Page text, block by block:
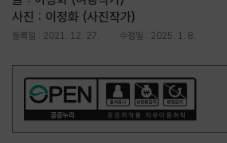
사진 : 이정화 (사진작가)
등록일 : 2021. 12. 27. 수정일 : 2025. 1. 8.